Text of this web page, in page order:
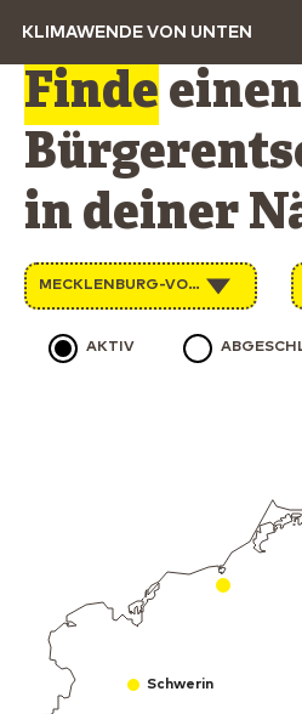
KLIMAWENDE VON UNTEN
Schwerin
Finde einen
in deiner
MECKLENBURG-VORPOMMERN
AKTIV